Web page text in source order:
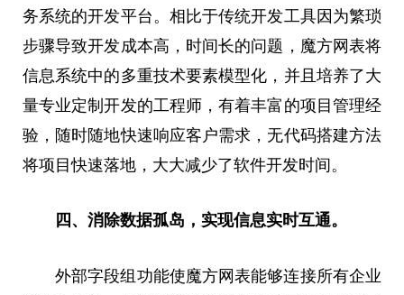
务系统的开发平台。相比于传统开发工具因为繁琐
步骤导致开发成本高，时间长的问题，魔方网表将
信息系统中的多重技术要素模型化，并且培养了大
量专业定制开发的工程师，有着丰富的项目管理经
验，随时随地快速响应客户需求，无代码搭建方法
将项目快速落地， 大大减少了软件开发时间。
四、 消除数据孤岛 ，实现信息实时互通。
外部字段组功能使魔方网表能够连接所有企业